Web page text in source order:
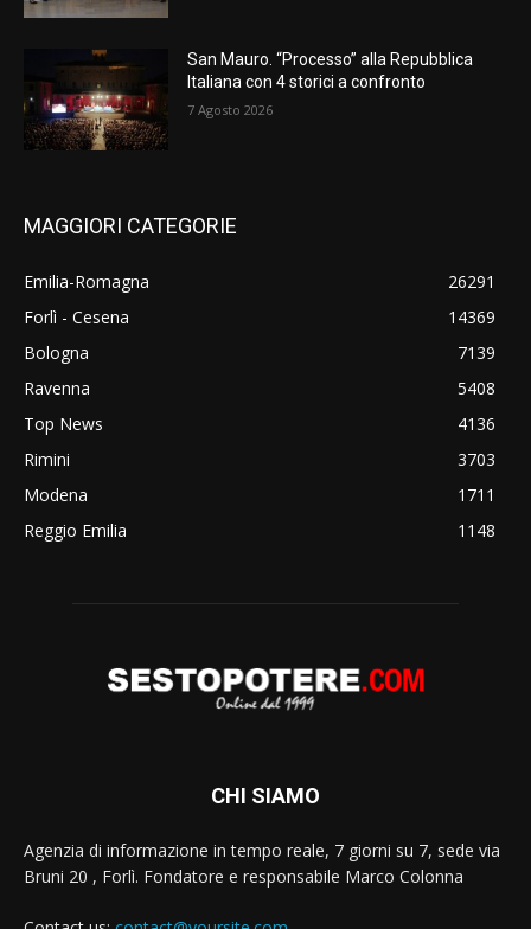
San Mauro. “Processo” alla Repubblica
Italiana con 4 storici a confronto
7 Agosto 2026
MAGGIORI CATEGORIE
Emilia-Romagna
26291
Forlì - Cesena
14369
Bologna
7139
Ravenna
5408
Top News
4136
Rimini
3703
Modena
1711
Reggio Emilia
1148
CHI SIAMO
Agenzia di informazione in tempo reale, 7 giorni su 7, sede via
Bruni 20 , Forlì. Fondatore e responsabile Marco Colonna